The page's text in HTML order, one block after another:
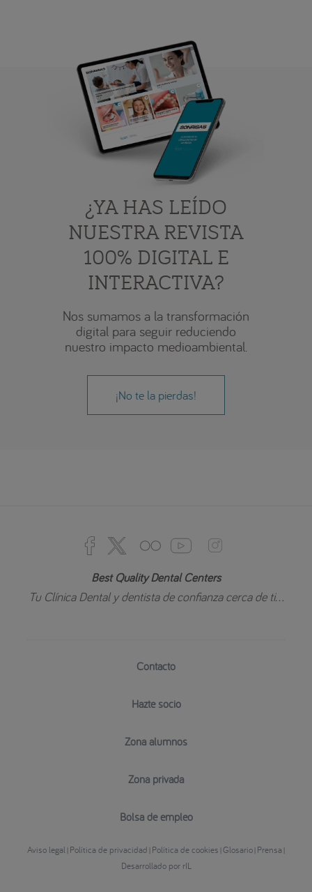
¿YA HAS LEÍDO
NUESTRA REVISTA
100% DIGITAL E
INTERACTIVA?
Nos sumamos a la transformación
digital para seguir reduciendo
nuestro impacto medioambiental.
¡No te la pierdas!
Best Quality Dental Centers
Tu Clínica Dental y dentista de confianza cerca de ti...
Contacto
Hazte socio
Zona alumnos
Zona privada
Bolsa de empleo
Aviso legal | Política de privacidad | Política de cookies |Glosario | Prensa |
Desarrollado por rIL